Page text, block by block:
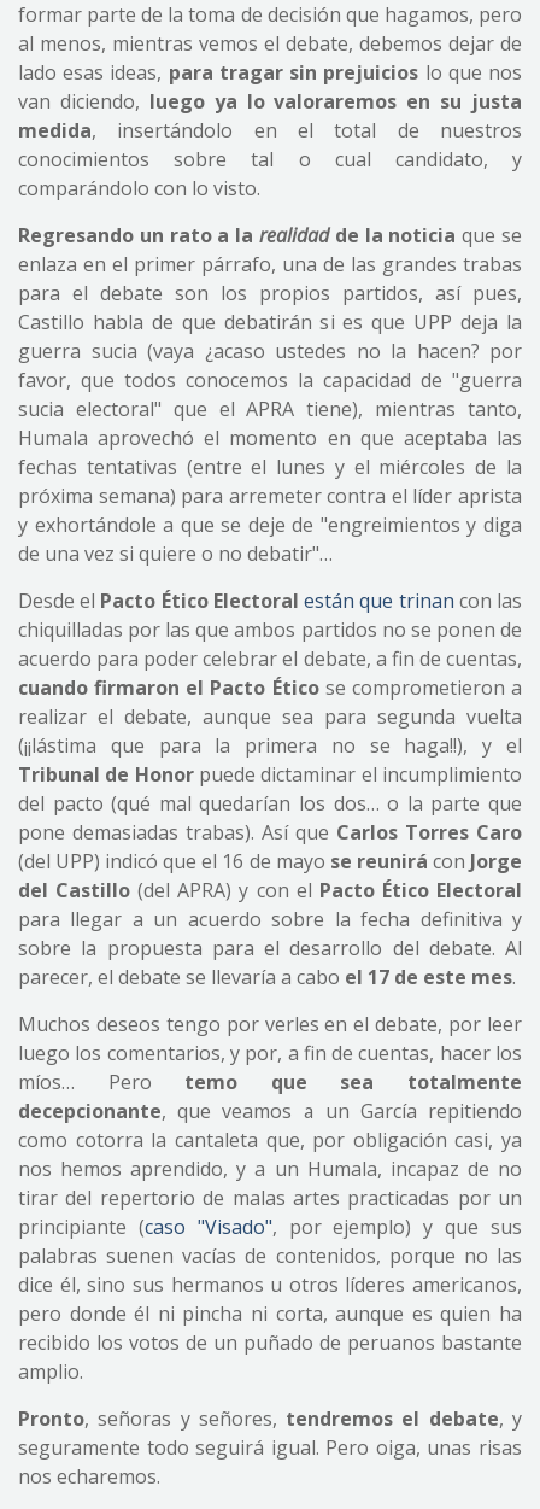
formar parte de la toma de decisión que hagamos, pero
al menos, mientras vemos el debate, debemos dejar de
lado esas ideas, para tragar sin prejuicios lo que nos
van diciendo, luego ya lo valoraremos en su justa
medida, insertándolo en el total de nuestros
conocimientos sobre tal o cual candidato, y
comparándolo con lo visto.
Regresando un rato a la realidadde la noticia que se
enlaza en el primer párrafo, una de las grandes trabas
para el debate son los propios partidos, así pues,
Castillo habla de que debatirán si es que UPP deja la
guerra sucia (vaya ¿acaso ustedes no la hacen? por
favor, que todos conocemos la capacidad de "guerra
sucia electoral" que el APRA tiene), mientras tanto,
Humala aprovechó el momento en que aceptaba las
fechas tentativas (entre el lunes y el miércoles de la
próxima semana) para arremeter contra el líder aprista
y exhortándole a que se deje de "engreimientos y diga
de una vez si quiere o no debatir"…
Desde el Pacto Ético Electoralestán que trinan con las
chiquilladas por las que ambos partidos no se ponen de
acuerdo para poder celebrar el debate, a fin de cuentas,
cuando firmaron el Pacto Éticose comprometieron a
realizar el debate, aunque sea para segunda vuelta
(¡¡lástima que para la primera no se haga!!), y el
Tribunal de Honor puede dictaminar el incumplimiento
del pacto (qué mal quedarían los dos… o la parte que
pone demasiadas trabas). Así que Carlos Torres Caro
(del UPP) indicó que el 16 de mayo se reunirá con Jorge
del Castillo (del APRA) y con el Pacto Ético Electoral
para llegar a un acuerdo sobre la fecha definitiva y
sobre la propuesta para el desarrollo del debate. Al
parecer, el debate se llevaría a cabo el 17 de este mes.
Muchos deseos tengo por verles en el debate, por leer
luego los comentarios, y por, a fin de cuentas, hacer los
míos… Pero temo que sea totalmente
decepcionante, que veamos a un García repitiendo
como cotorra la cantaleta que, por obligación casi, ya
nos hemos aprendido, y a un Humala, incapaz de no
tirar del repertorio de malas artes practicadas por un
principiante (caso "Visado", por ejemplo) y que sus
palabras suenen vacías de contenidos, porque no las
dice él, sino sus hermanos u otros líderes americanos,
pero donde él ni pincha ni corta, aunque es quien ha
recibido los votos de un puñado de peruanos bastante
amplio.
Pronto, señoras y señores, tendremos el debate, y
seguramente todo seguirá igual. Pero oiga, unas risas
nos echaremos.